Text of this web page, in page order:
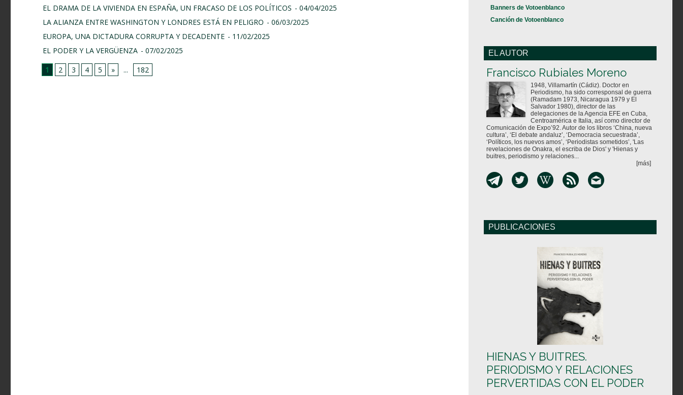
EL DRAMA DE LA VIVIENDA EN ESPAÑA, UN FRACASO DE LOS POLÍTICOS - 04/04/2025
LA ALIANZA ENTRE WASHINGTON Y LONDRES ESTÁ EN PELIGRO - 06/03/2025
EUROPA, UNA DICTADURA CORRUPTA Y DECADENTE - 11/02/2025
EL PODER Y LA VERGÜENZA - 07/02/2025
1
2 3 4 5 » ... 182
Banners de Votoenblanco
Canción de Votoenblanco
EL AUTOR
Francisco Rubiales Moreno
1948, Villamartín (Cádiz). Doctor en
Periodismo, ha sido corresponsal de guerra
(Ramadam 1973, Nicaragua 1979 y El
Salvador 1980), director de las
delegaciones de la Agencia EFE en Cuba,
Centroamérica e Italia, así como director de
Comunicación de Expo’92. Autor de los libros ‘China, nueva
cultura’, ‘El debate andaluz’, ‘Democracia secuestrada’,
‘Políticos, los nuevos amos’, ‘Periodistas sometidos’, 'Las
revelaciones de Onakra, el escriba de Dios' y 'Hienas y
buitres, periodismo y relaciones...
[más]
PUBLICACIONES
HIENAS Y BUITRES.
PERIODISMO Y RELACIONES
PERVERTIDAS CON EL PODER